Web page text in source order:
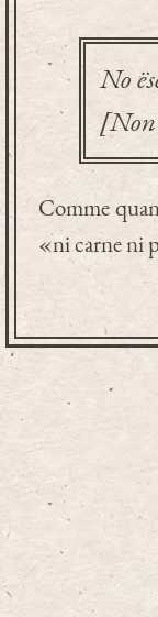
No
[Non
Comme
«ni carne ni